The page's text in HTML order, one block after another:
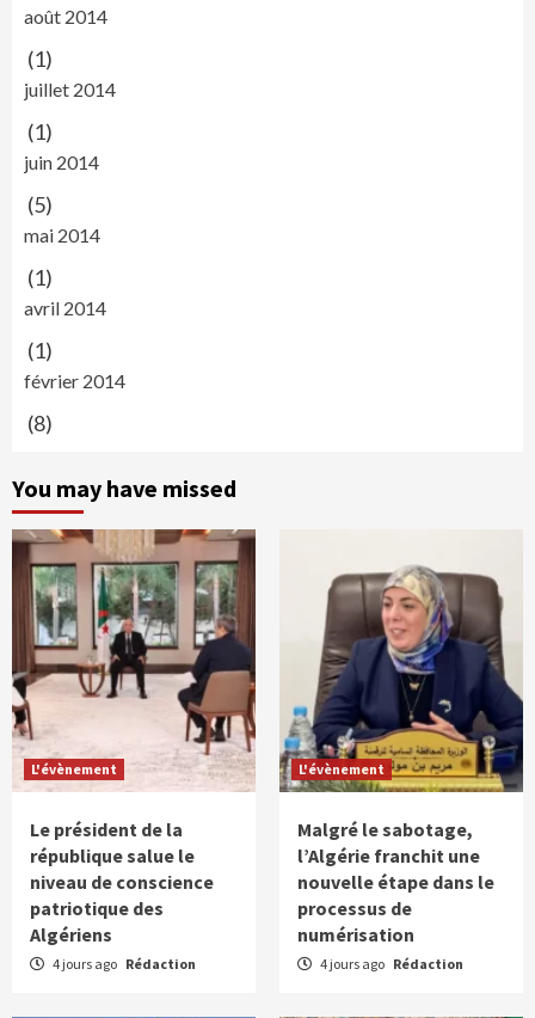
août 2014
(1)
juillet 2014
(1)
juin 2014
(5)
mai 2014
(1)
avril 2014
(1)
février 2014
(8)
You may have missed
L'évènement
Le président de la
république salue le
niveau de conscience
patriotique des
Algériens
4 jours ago Rédaction
L'évènement
Malgré le sabotage,
l’Algérie franchit une
nouvelle étape dans le
processus de
numérisation
4 jours ago Rédaction